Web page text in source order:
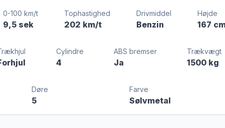
0-100 km/t
9,5 sek
Tophastighed
202 km/t
Drivmiddel
Benzin
Højde
167
Cylindre
4
ABS bremser
Ja
Trækvægt
1500 kg
Døre
5
Farve
Sølvmetal